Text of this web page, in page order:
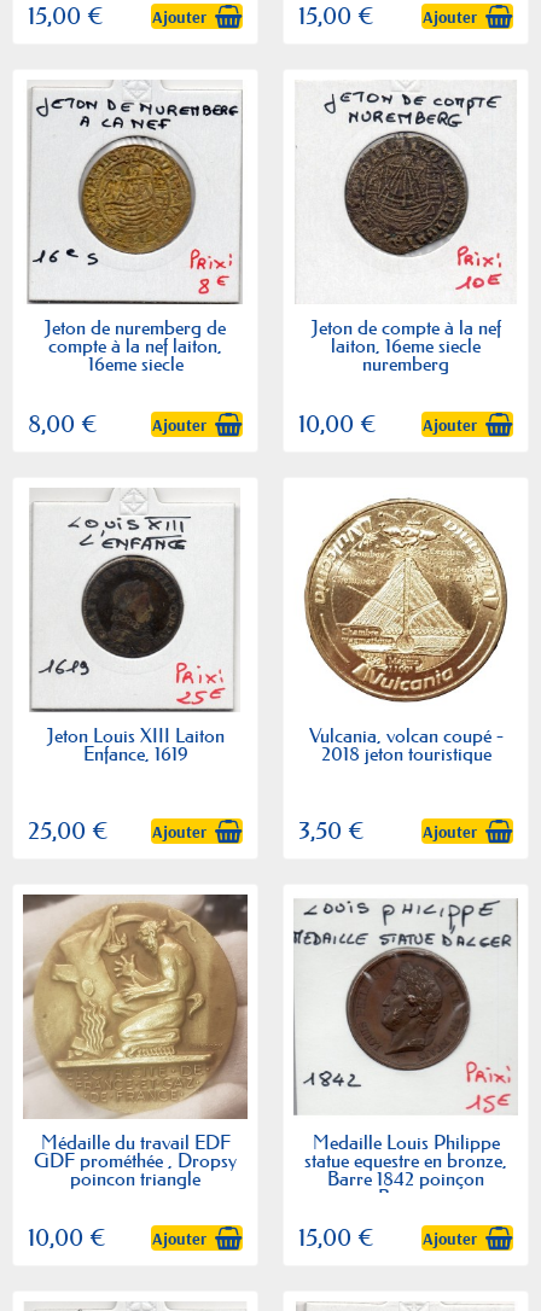
15,00 € Ajouter 15,00 € Ajouter
Jeton de nuremberg de
compte à la nef laiton,
16eme siecle
8,00 € Ajouter
Jeton de compte à la nef
laiton, 16eme siecle
nuremberg
10,00 € Ajouter
Jeton Louis XIII Laiton
Enfance, 1619
25,00 € Ajouter
Vulcania, volcan coupé -
2018 jeton touristique
3,50 € Ajouter
Médaille du travail EDF
GDF prométhée , Dropsy
poincon triangle
10,00 € Ajouter
Medaille Louis Philippe
statue equestre en bronze,
Barre 1842 poinçon
Bronze
15,00 € Ajouter